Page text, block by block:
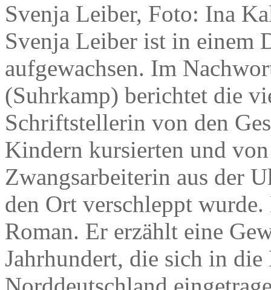
Svenja Leiber, Foto: Ina
Svenja Leiber ist in einem
aufgewachsen. Im
(Suhrkamp) berichtet die
Schriftstellerin von den
Kindern kursierten und
Zwangsarbeiterin aus der
den Ort verschleppt
Roman. Er erzählt eine
Jahrhundert, die sich in